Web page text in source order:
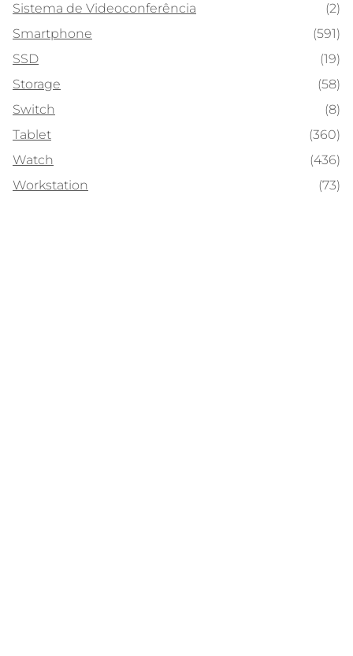
Sistema de Videoconferência
(2)
Smartphone
(591)
SSD
(19)
Storage
(58)
Switch
(8)
Tablet
(360)
Watch
(436)
Workstation
(73)